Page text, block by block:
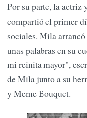
Por su parte, la actriz
compartió el primer
sociales. Mila
unas palabras en su
mi reinita mayor",
de Mila junto a su
y Meme Bouquet.